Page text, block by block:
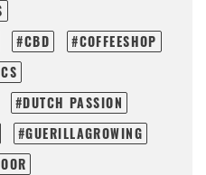
CBD
COFFEESHOP
DUTCH PASSION
GUERILLAGROWING